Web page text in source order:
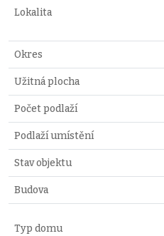
Lokalita
Okres
Užitná plocha
Počet podlaží
Podlaží umístění
Stav objektu
Budova
Typ domu